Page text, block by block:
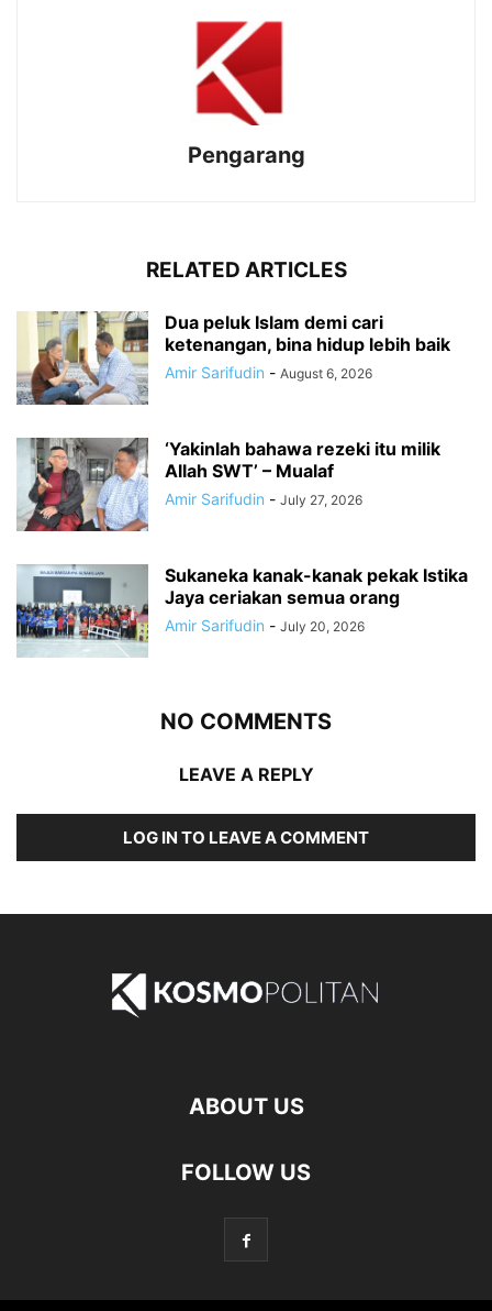
Pengarang
RELATED ARTICLES
Dua peluk Islam demi cari
ketenangan, bina hidup lebih baik
Amir Sarifudin - August 6, 2026
‘Yakinlah bahawa rezeki itu milik
Allah SWT’ – Mualaf
Amir Sarifudin - July 27, 2026
Sukaneka kanak-kanak pekak Istika
Jaya ceriakan semua orang
Amir Sarifudin - July 20, 2026
NO COMMENTS
LEAVE A REPLY
LOG IN TO LEAVE A COMMENT
ABOUT US
FOLLOW US